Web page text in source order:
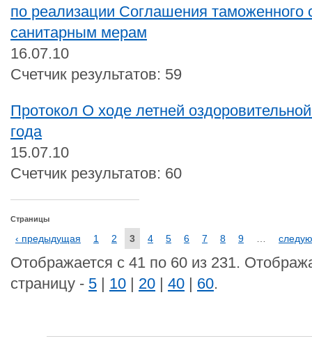
по реализации Соглашения таможенного
санитарным мерам
16.07.10
Счетчик результатов: 59
Протокол О ходе летней
года
15.07.10
Счетчик результатов: 60
Страницы
‹ предыдущая 1 2 3 4 5 6 7 8 9
Отображается с 41 по 60 из 231.
страницу - 5 10 20 40 60.